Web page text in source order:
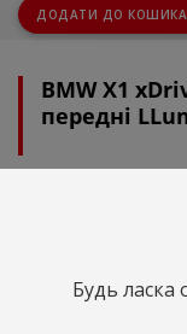
ДОДАТИ ДО КОШИКА
BMW X1
передні
Будь ласка